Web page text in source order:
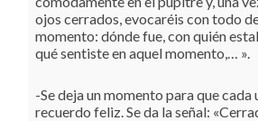
ojos cerrados, evocaréis con todo
momento: dónde fue, con quién
qué sentiste en aquel momento,… ».
-Se deja un momento para que cada
recuerdo feliz. Se da la señal: